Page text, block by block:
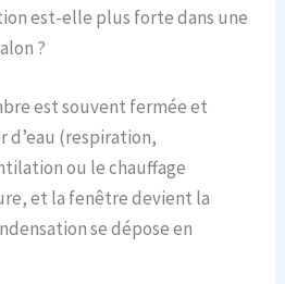
est-elle plus forte dans une
?
est souvent fermée et
d’eau (respiration,
ou le chauffage
et la fenêtre devient la
se dépose en